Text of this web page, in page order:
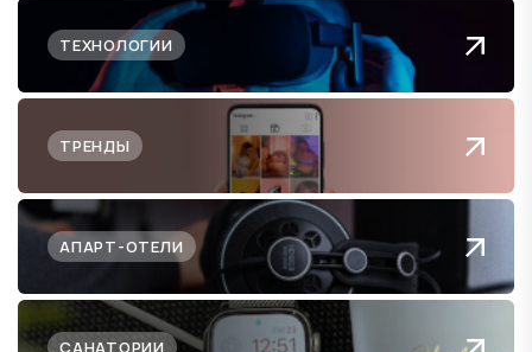
ТЕХНОЛОГИИ
ТРЕНДЫ
АПАРТ-ОТЕЛИ
САНАТОРИИ